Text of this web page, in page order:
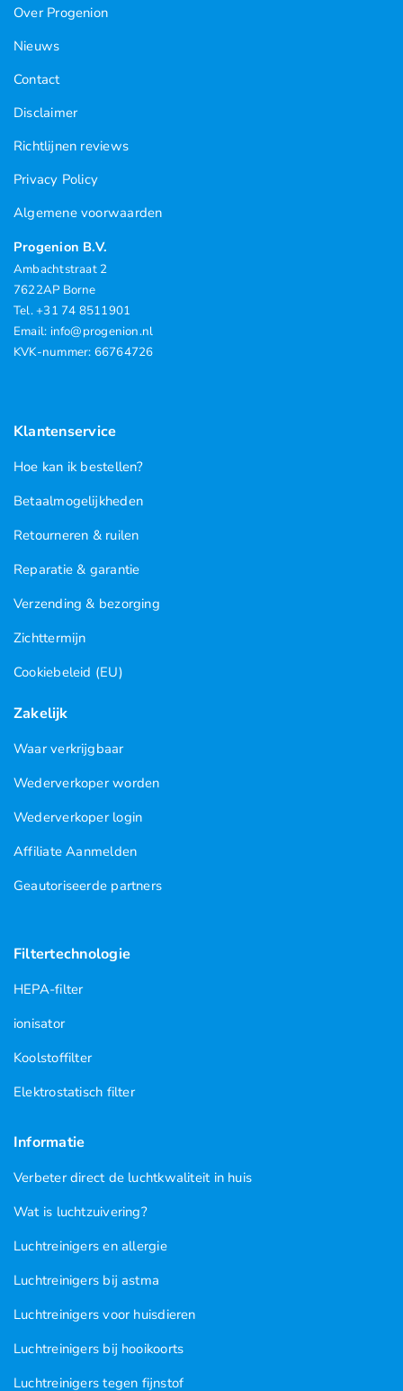
Over Progenion
Nieuws
Contact
Disclaimer
Richtlijnen reviews
Privacy Policy
Algemene voorwaarden
Progenion B.V.
Ambachtstraat 2
7622AP Borne
Tel. +31 74 8511901
Email: info@progenion.nl
KVK-nummer: 66764726
Klantenservice
Hoe kan ik bestellen?
Betaalmogelijkheden
Retourneren & ruilen
Reparatie & garantie
Verzending & bezorging
Zichttermijn
Cookiebeleid (EU)
Zakelijk
Waar verkrijgbaar
Wederverkoper worden
Wederverkoper login
Affiliate Aanmelden
Geautoriseerde partners
Filtertechnologie
HEPA-filter
ionisator
Koolstoffilter
Elektrostatisch filter
Informatie
Verbeter direct de luchtkwaliteit in huis
Wat is luchtzuivering?
Luchtreinigers en allergie
Luchtreinigers bij astma
Luchtreinigers voor huisdieren
Luchtreinigers bij hooikoorts
Luchtreinigers tegen fijnstof